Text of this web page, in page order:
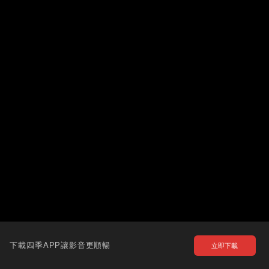
下載四季APP讓影音更順暢 立即下載